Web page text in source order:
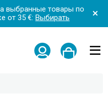
выбранные товары по
от 35 €: Выбирать